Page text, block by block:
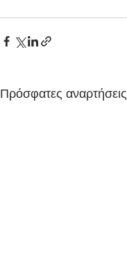
Πρόσφατες αναρτήσεις